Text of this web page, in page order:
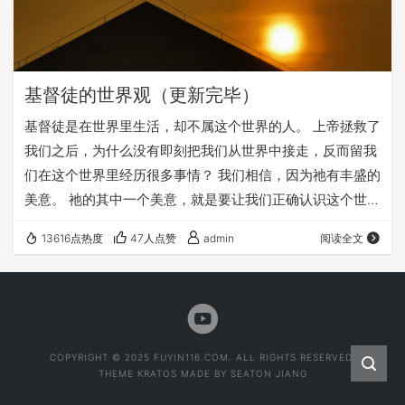
基督徒的世界观（更新完毕）
基督徒是在世界里生活，却不属这个世界的人。 上帝拯救了
我们之后，为什么没有即刻把我们从世界中接走，反而留我
们在这个世界里经历很多事情？ 我们相信，因为祂有丰盛的
美意。 祂的其中一个美意，就是要让我们正确认识这个世
这个世界里发挥应有的作用，与我们对世界的认识——也就
是我们的世界观，有密切的关系。 而且因着我们深受世界的
经》的启示之光中，去重新构建我们的《世界观》。 欢迎大
13616点热度 47人点赞 admin 阅读全文
COPYRIGHT © 2025 FUYIN116.COM. ALL RIGHTS RESERVED.
THEME KRATOS MADE BY SEATON JIANG